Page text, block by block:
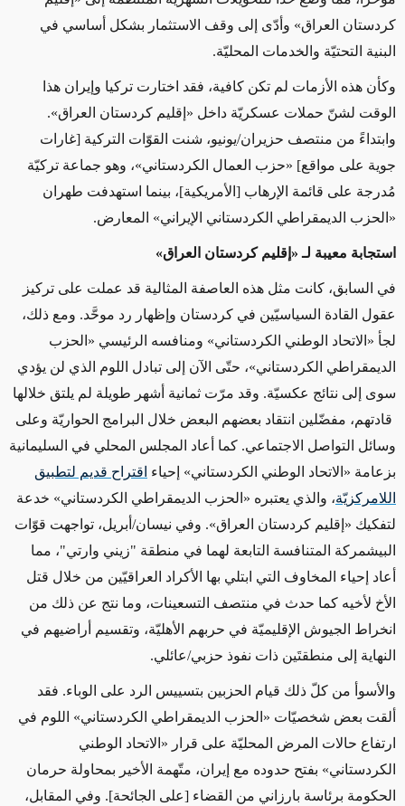
كردستان العراق» وأدّى إلى وقف الاستثمار بشكل أساسي في
البنية التحتيّة والخدمات المحليّة.
وكأن هذه الأزمات لم تكن كافية، فقد اختارت تركيا وإيران هذا
الوقت لشنّ حملات عسكريّة داخل «إقليم كردستان العراق».
وابتداءً من منتصف حزيران/يونيو، شنت القوّات التركية [غارات
جوية على مواقع] «حزب العمال الكردستاني»، وهو جماعة تركيّة
مُدرجة على قائمة الإرهاب [الأمريكية]، بينما استهدفت طهران
«الحزب الديمقراطي الكردستاني الإيراني» المعارض.
استجابة معيبة لـ « إقليم كردستان العراق»
في السابق، كانت مثل هذه العاصفة المثالية قد عملت على تركيز
عقول القادة السياسيّين في كردستان وإظهار رد موحَّد. ومع ذلك،
لجأ «الاتحاد الوطني الكردستاني» ومنافسه الرئيسي «الحزب
الديمقراطي الكردستاني»، حتّى الآن إلى تبادل اللوم الذي لن يؤدي
سوى إلى نتائج عكسيّة. وقد مرّت ثمانية أشهر طويلة لم يلتق خلالها
قادتهم، مفضّلين انتقاد بعضهم البعض خلال البرامج الحواريّة وعلى
وسائل التواصل الاجتماعي. كما أعاد المجلس المحلي في السليمانية
بزعامة «الاتحاد الوطني الكردستاني» إحياء اقتراح قديم لتطبيق
اللامركزيّة، والذي يعتبره «الحزب الديمقراطي الكردستاني» خدعة
لتفكيك «إقليم كردستان العراق». وفي نيسان/أبريل، تواجهت قوّات
البيشمركة المتنافسة التابعة لهما في منطقة "زيني وارتي"، مما
أعاد إحياء المخاوف التي ابتلي بها الأكراد العراقيّين من خلال قتل
الأخ لأخيه كما حدث في منتصف التسعينات، وما نتج عن ذلك من
انخراط الجيوش الإقليميّة في حربهم الأهليّة، وتقسيم أراضيهم في
النهاية إلى منطقتَين ذات نفوذ حزبي/عائلي.
والأسوأ من كلّ ذلك قيام الحزبين بتسييس الرد على الوباء. فقد
ألقت بعض شخصيّات «الحزب الديمقراطي الكردستاني» اللوم في
ارتفاع حالات المرض المحليّة على قرار «الاتحاد الوطني
الكردستاني» بفتح حدوده مع إيران، متّهمة الأخير بمحاولة حرمان
الحكومة برئاسة بارزاني من القضاء [على الجائحة]. وفي المقابل،